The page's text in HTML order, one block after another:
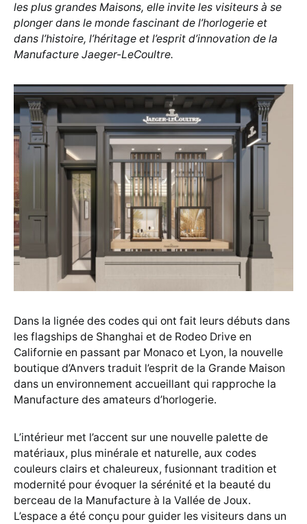
les plus grandes Maisons, elle invite les visiteurs à se
plonger dans le monde fascinant de l’horlogerie et
dans l’histoire, l’héritage et l’esprit d’innovation de la
Manufacture Jaeger-LeCoultre.
Dans la lignée des codes qui ont fait leurs débuts dans
les flagships de Shanghai et de Rodeo Drive en
Californie en passant par Monaco et Lyon, la nouvelle
boutique d’Anvers traduit l’esprit de la Grande Maison
dans un environnement accueillant qui rapproche la
Manufacture des amateurs d’horlogerie.
L’intérieur met l’accent sur une nouvelle palette de
matériaux, plus minérale et naturelle, aux codes
couleurs clairs et chaleureux, fusionnant tradition et
modernité pour évoquer la sérénité et la beauté du
berceau de la Manufacture à la Vallée de Joux.
L’espace a été conçu pour guider les visiteurs dans un